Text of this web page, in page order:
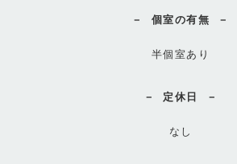
個室の有無
半個室あり
定休日
なし